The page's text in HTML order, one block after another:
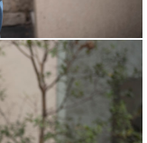
DDCM